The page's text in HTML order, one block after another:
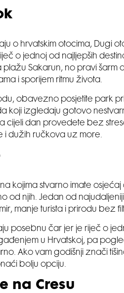
o hrvatskim otocima, Dugi
o jednoj od najljepših
Sakarun, no pravi šarm
i sporijem ritmu života.
obavezno posjetite park
koji izgledaju gotovo
cijeli dan provedete bez
i dužih ručkova uz more.
na kojima stvarno imate
od njih. Jedan od
manje turista i prirodu bez
posebnu čar jer je riječ o
u Hrvatskoj, pa
Ako vam godišnji znači
bolju opciju.
na Cresu